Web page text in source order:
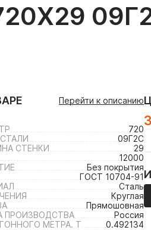
Перейти к описанию
720
09Г2С
СТЕНКИ
29
12000
Без покрытия
ГОСТ 10704-91
Сталь
Круглая
Прямошовная
ПРОИЗВОДСТВА
Россия
МЕТРА. Т
0.492134